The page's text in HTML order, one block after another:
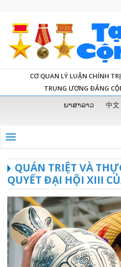
CƠ QUAN LÝ LUẬN CHÍNH
TRUNG ƯƠNG ĐẢNG
ພາສາລາວ 中文
QUÁN TRIỆT VÀ
QUYẾT ĐẠI HỘI XIII